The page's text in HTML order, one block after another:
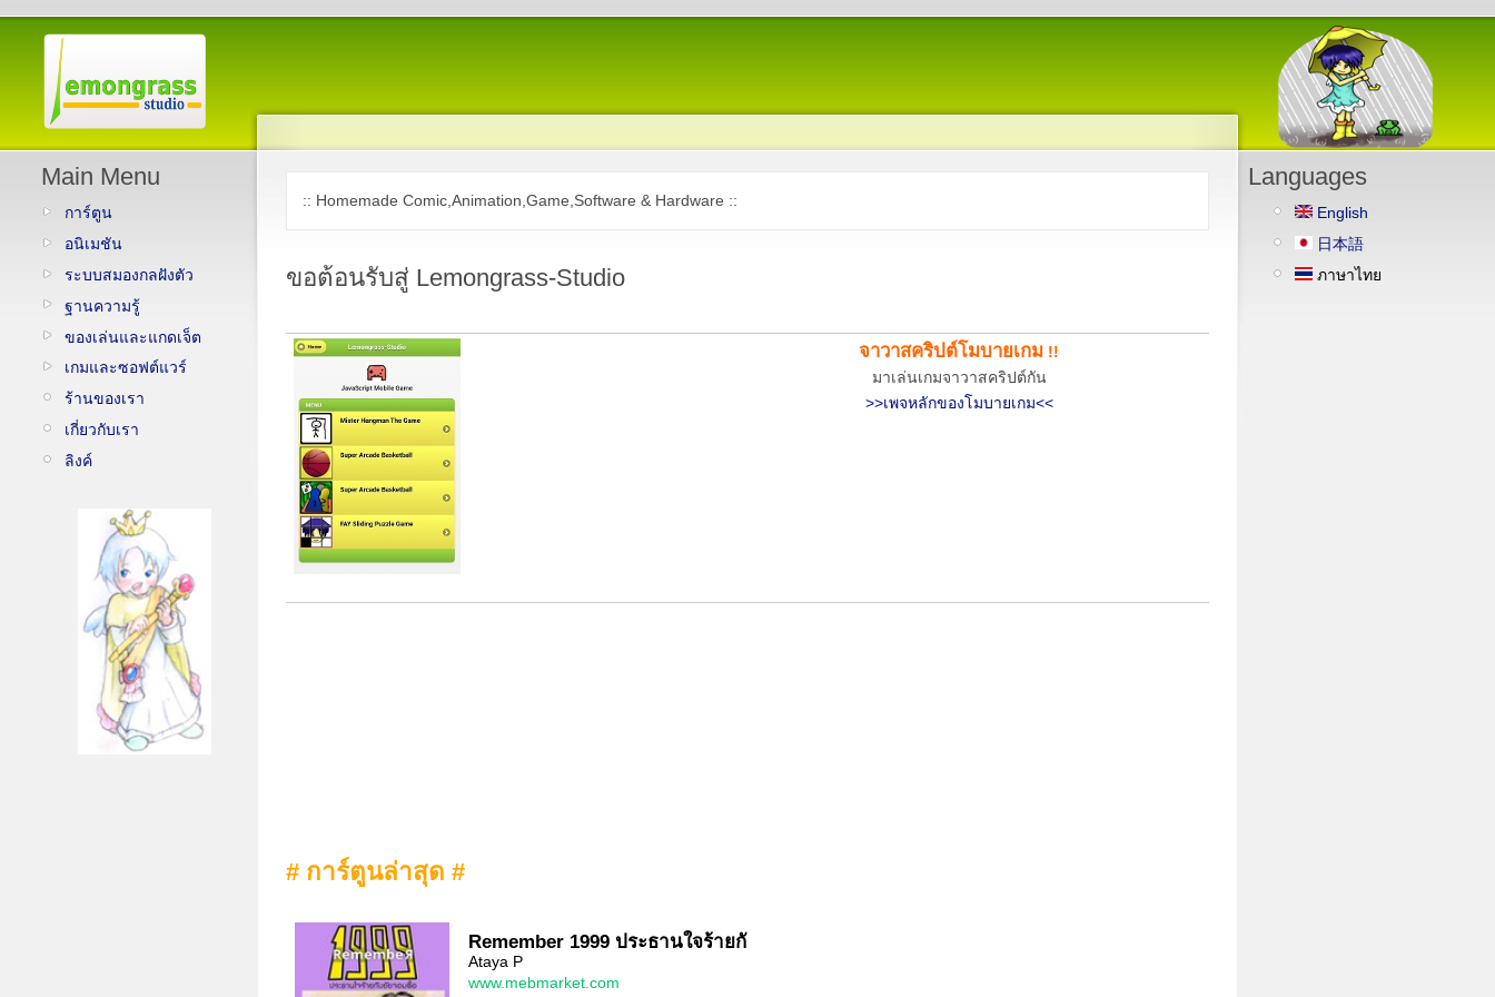
Main Menu
การ์ตูน
อนิเมชัน
ระบบสมองกลฝังตัว
ฐานความรู้
ของเล่นและแกดเจ็ต
เกมและซอฟต์แวร์
ร้านของเรา
เกี่ยวกับเรา
ลิงค์
:: Homemade Comic,Animation,Game,Software & Hardware ::
ขอต้อนรับสู่ Lemongrass-Studio
จาวาสคริปต์โมบายเกม !!
มาเล่นเกมจาวาสคริปต์กัน
>>เพจหลักของโมบายเกม<<
# การ์ตูนล่าสุด #
Languages
English
日本語
ภาษาไทย